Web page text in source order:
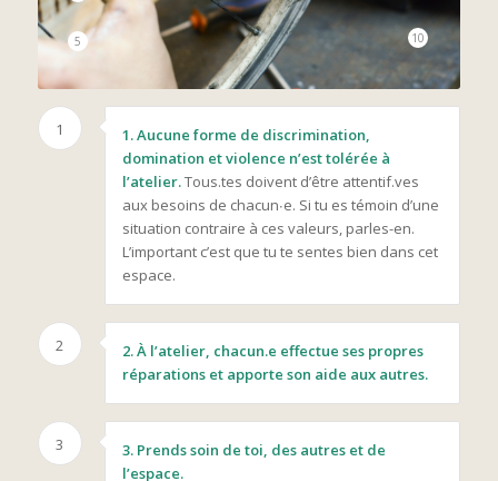
5 10
1
1. Aucune forme de discrimination,
domination et violence n’est tolérée à
l’atelier.Tous.tes doivent d’être attentif.ves
aux besoins de chacun∙e. Si tu es témoin d’une
situation contraire à ces valeurs, parles-en.
L’important c’est que tu te sentes bien dans cet
espace.
2
2. À l’atelier, chacun.e effectue ses propres
réparations et apporte son aide aux autres.
3
3. Prends soin de toi, des autres et de
l’espace.